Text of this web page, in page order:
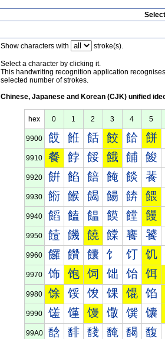
Show characters with stroke(s).
Select a character by clicking it.
This handwriting recognition application
selected number of strokes.
Chinese, Japanese and Korean (CJK) unified
hex 0 1 2 3 4 5
9900 餀 餁 餂 餃 餄 餅
9910 餐 餑 餒 餓 餔 餕
9920 餠 餡 餢 餣 餤 餥
9930 餰 餱 餲 餳 餴 餵
9940 饀 饁 饂 饃 饄 饅
9950 饐 饑 饒 饓 饔 饕
9960 饠 饡 饢 饣 饤 饥
9970 饰 饱 饲 饳 饴 饵
9980 馀 馁 馂 馃 馄 馅
9990 馐 馑 馒 馓 馔 馕
99A0 馠 馡 馢 馣 馤 馥